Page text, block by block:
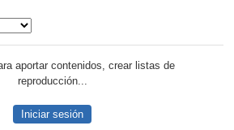
aportar contenidos, crear listas de
reproducción...
Iniciar sesión